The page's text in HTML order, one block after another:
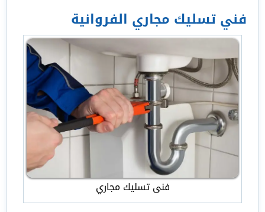
فني تسليك مجاري الفروانية
فنى تسليك مجاري